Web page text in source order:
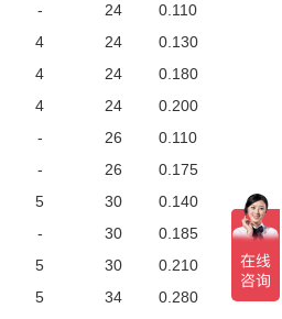
- 24
0.110
4 24
0.130
4 24
0.180
4 24
0.200
- 26
0.110
- 26
0.175
5 30
0.140
- 30
0.185
5 30
0.210
5 34
0.280